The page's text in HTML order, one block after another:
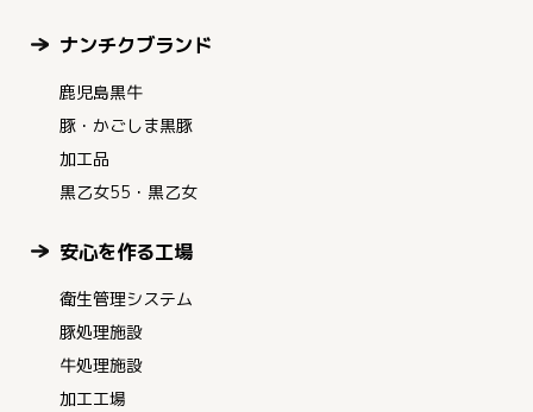
ナンチクブランド
鹿児島黒牛
豚・かごしま黒豚
加工品
黒乙女55・黒乙女
安心を作る工場
衛生管理システム
豚処理施設
牛処理施設
加工工場